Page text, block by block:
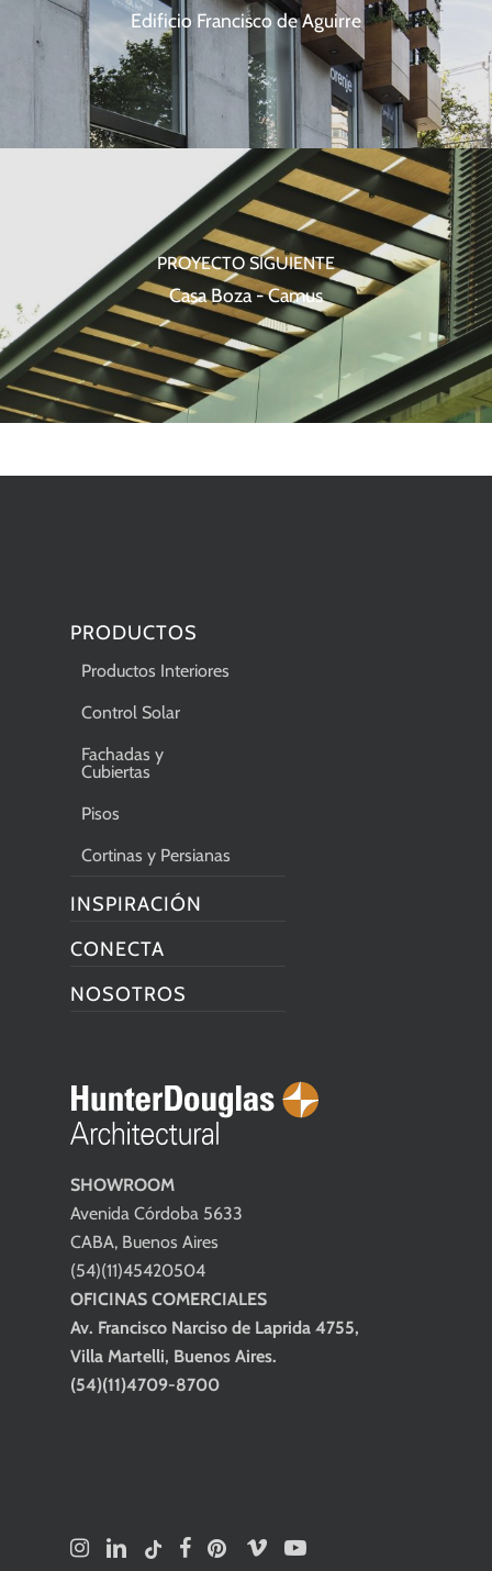
Edificio Francisco de Aguirre
PROYECTO SIGUIENTE
Casa Boza - Camus
SHOWROOM
Avenida Córdoba 5633
CABA, Buenos Aires
(54)(11)45420504
OFICINAS COMERCIALES
Av. Francisco Narciso de Laprida 4755,
Villa Martelli, Buenos Aires.
(54)(11)4709-8700
PRODUCTOS
Productos Interiores
Control Solar
Fachadas y
Cubiertas
Pisos
Cortinas y Persianas
INSPIRACIÓN
CONECTA
NOSOTROS